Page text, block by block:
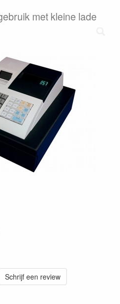
met kleine lade
Schrijf een review